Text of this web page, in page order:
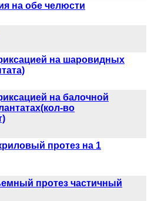
на обе челюсти
на шаровидных
на балочной
во
протез на 1
протез частичный